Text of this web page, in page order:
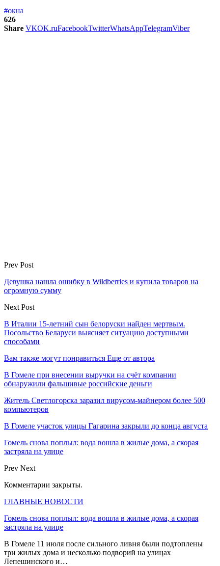
#окна
626
Share VKOK.ruFacebookTwitterWhatsAppTelegramViber
Prev Post
Девушка нашла ошибку в Wildberries и купила товаров на
огромную сумму
Next Post
В Италии 15-летний сын белоруски найден мертвым.
Посольство Беларуси выясняет ситуацию доступными
способами
Вам также могут понравиться Еще от автора
В Гомеле при внесении выручки на счёт компании
обнаружили фальшивые российские деньги
Житель Светлогорска заразил вирусом-майнером более 500
компьютеров
В Гомеле участок улицы Гагарина закрыли до конца августа
Гомель снова поплыл: вода вошла в жилые дома, а скорая
застряла на улице
Prev Next
Комментарии закрыты.
ГЛАВНЫЕ НОВОСТИ
Гомель снова поплыл: вода вошла в жилые дома, а скорая
застряла на улице
В Гомеле 11 июля после сильного ливня были подтоплены
три жилых дома и несколько подворий на улицах
Лепешинского и…